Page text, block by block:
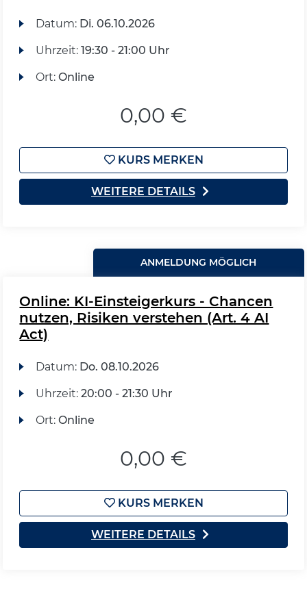
Datum: Di. 06.10.2026
Uhrzeit: 19:30 - 21:00 Uhr
Ort: Online
0,00 €
KURS MERKEN
WEITERE DETAILS
ANMELDUNG MÖGLICH
Online: KI-Einsteigerkurs - Chancen
nutzen, Risiken verstehen (Art. 4 AI
Act)
Datum: Do. 08.10.2026
Uhrzeit: 20:00 - 21:30 Uhr
Ort: Online
0,00 €
KURS MERKEN
WEITERE DETAILS